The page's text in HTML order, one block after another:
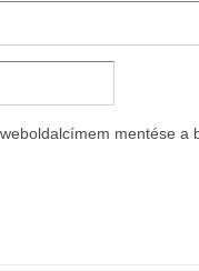
mentése a